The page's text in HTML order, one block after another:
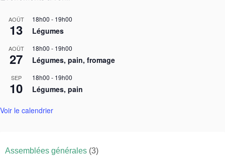
AOÛT
13
18h00 - 19h00
Légumes
AOÛT
27
18h00 - 19h00
Légumes, pain, fromage
SEP
10
18h00 - 19h00
Légumes, pain
Voir le calendrier
Assemblées générales (3)